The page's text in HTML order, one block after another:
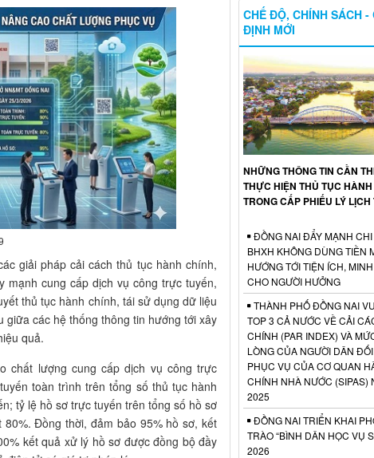
giải pháp cải cách thủ tục hành chính,
cung cấp dịch vụ công trực tuyến,
thủ tục hành chính, tái sử dụng dữ liệu
các hệ thống thông tin hướng tới xây
quả.
chất lượng cung cấp dịch vụ công trực
toàn trình trên tổng số thủ tục hành
tỷ lệ hồ sơ trực tuyến trên tổng số hồ sơ
Đồng thời, đảm bảo 95% hồ sơ, kết
kết quả xử lý hồ sơ được đồng bộ đầy
CHẾ ĐỘ, CHÍNH SÁCH -
ĐỊNH MỚI
NHỮNG THÔNG TIN CẦN
THỰC HIỆN THỦ TỤC
TRONG CẤP PHIẾU LÝ
ĐỒNG NAI ĐẨY MẠNH CHI
BHXH KHÔNG DÙNG TIỀN
HƯỚNG TỚI TIỆN ÍCH,
CHO NGƯỜI HƯỞNG
THÀNH PHỐ ĐỒNG NAI
TOP 3 CẢ NƯỚC VỀ CẢI
CHÍNH (PAR INDEX) VÀ
LÒNG CỦA NGƯỜI DÂN
PHỤC VỤ CỦA CƠ QUAN
CHÍNH NHÀ NƯỚC (SIPAS)
2025
ĐỒNG NAI TRIỂN KHAI
TRÀO “BÌNH DÂN HỌC VỤ
2026